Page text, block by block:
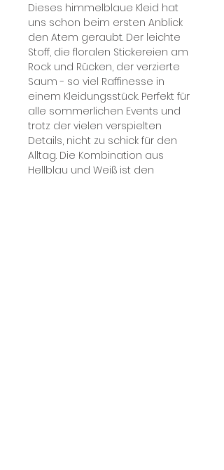
Dieses himmelblaue Kleid hat
uns schon beim ersten Anblick
den Atem geraubt. Der leichte
Stoff, die floralen Stickereien am
Rock und Rücken, der verzierte
Saum - so viel Raffinesse in
einem Kleidungsstück. Perfekt für
alle sommerlichen Events und
trotz der vielen verspielten
Details, nicht zu schick für den
Alltag. Die Kombination aus
Hellblau und Weiß ist den